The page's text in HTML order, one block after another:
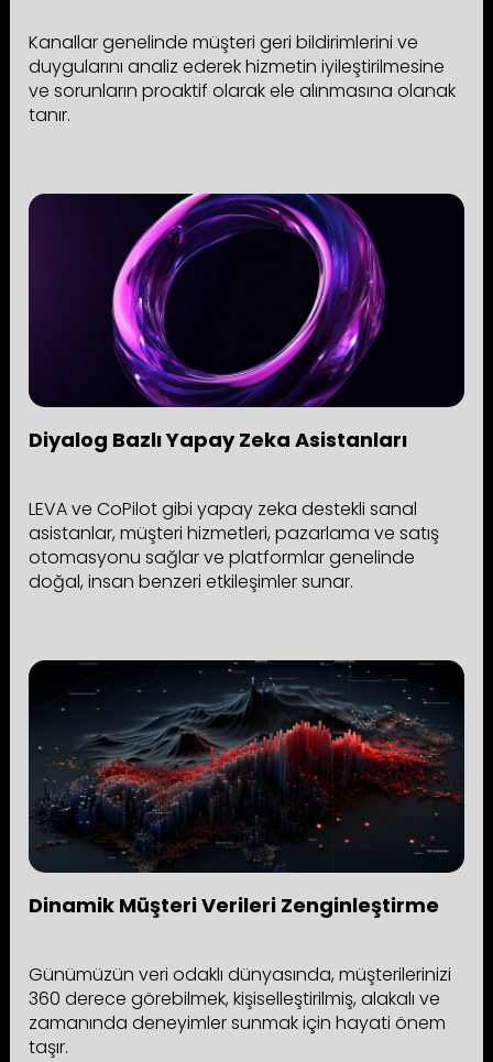
Kanallar genelinde müşteri geri bildirimlerini ve
duygularını analiz ederek hizmetin iyileştirilmesine
ve sorunların proaktif olarak ele alınmasına olanak
tanır.
Diyalog Bazlı Yapay Zeka Asistanları
LEVA ve CoPilot gibi yapay zeka destekli sanal
asistanlar, müşteri hizmetleri, pazarlama ve satış
otomasyonu sağlar ve platformlar genelinde
doğal, insan benzeri etkileşimler sunar.
Dinamik Müşteri Verileri Zenginleştirme
Günümüzün veri odaklı dünyasında, müşterilerinizi
360 derece görebilmek, kişiselleştirilmiş, alakalı ve
zamanında deneyimler sunmak için hayati önem
taşır.